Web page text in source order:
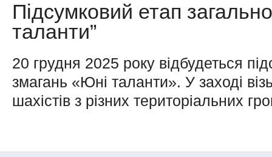
Підсумковий етап
таланти”
20 грудня 2025 року відбудеться
змагань «Юні таланти». У заході
шахістів з різних територіальних